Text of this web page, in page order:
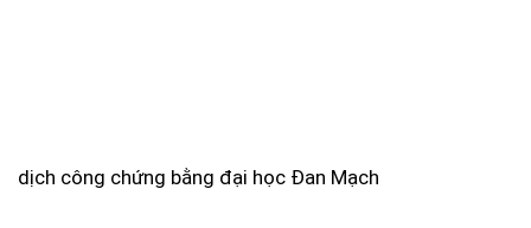
dịch công chứng bằng đại học Đan Mạch